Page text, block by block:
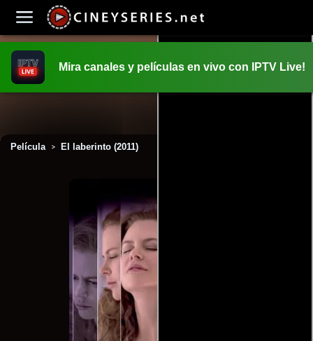
Mira canales y películas en vivo con IPTV Live!
Película > El laberinto (2011)